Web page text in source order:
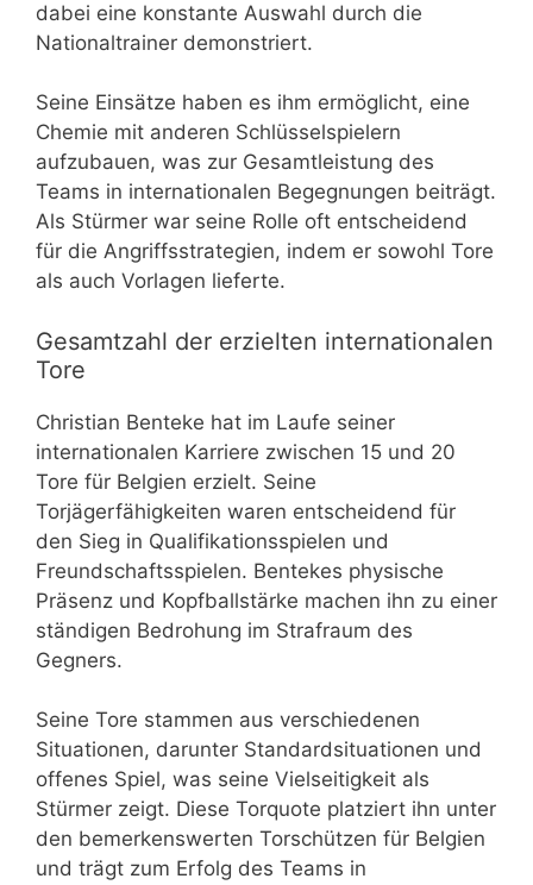
dabei eine konstante Auswahl durch die
Nationaltrainer demonstriert.
Seine Einsätze haben es ihm ermöglicht, eine
Chemie mit anderen Schlüsselspielern
aufzubauen, was zur Gesamtleistung des
Teams in internationalen Begegnungen beiträgt.
Als Stürmer war seine Rolle oft entscheidend
für die Angriffsstrategien, indem er sowohl Tore
als auch Vorlagen lieferte.
Gesamtzahl der erzielten internationalen
Tore
Christian Benteke hat im Laufe seiner
internationalen Karriere zwischen 15 und 20
Tore für Belgien erzielt. Seine
Torjägerfähigkeiten waren entscheidend für
den Sieg in Qualifikationsspielen und
Freundschaftsspielen. Bentekes physische
Präsenz und Kopfballstärke machen ihn zu einer
ständigen Bedrohung im Strafraum des
Gegners.
Seine Tore stammen aus verschiedenen
Situationen, darunter Standardsituationen und
offenes Spiel, was seine Vielseitigkeit als
Stürmer zeigt. Diese Torquote platziert ihn unter
den bemerkenswerten Torschützen für Belgien
und trägt zum Erfolg des Teams in